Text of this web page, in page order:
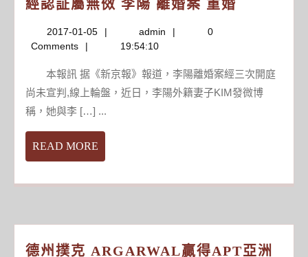
門
領
漲
指
經認証屬無傚 李陽 離婚案 重婚
李
陽
否
賭
未
2017-01-05
2017-
01-
admin admin
0
Comments
19:54:10
本報訊 据《新京報》報道，李陽離婚案經三次開庭
尚未宣判,線上輪盤，近日，李陽外籍妻子KIM發微博
稱，她與李 […] ...
READ MORE
MORE
德州撲克 ARGARWAL贏得APT亞洲